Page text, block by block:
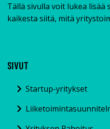
Tällä sivulla voit lukea
kaikesta siitä, mitä
SIVUT
Startup-yritykset